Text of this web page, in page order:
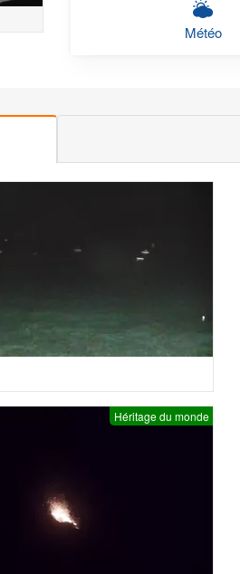
Météo
Héritage du monde